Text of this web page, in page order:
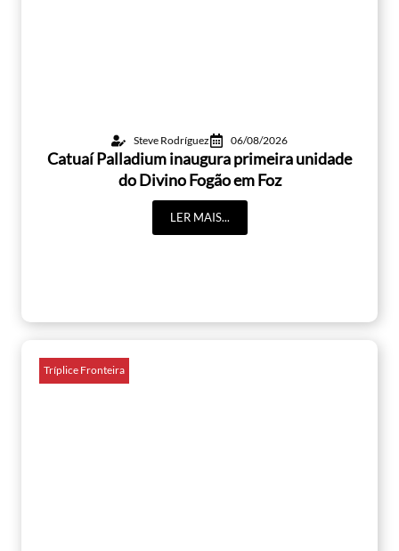
Steve Rodríguez 06/08/2026
Catuaí Palladium inaugura primeira unidade
do Divino Fogão em Foz
LER MAIS...
Tríplice Fronteira